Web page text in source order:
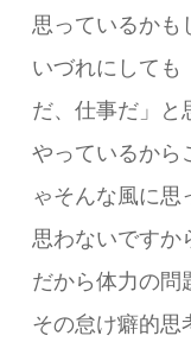
思っているかも
いづれにしても
だ、仕事だ」と
やっているから
ゃそんな風に思
思わないですか
だから体力の問
その怠け癖的思